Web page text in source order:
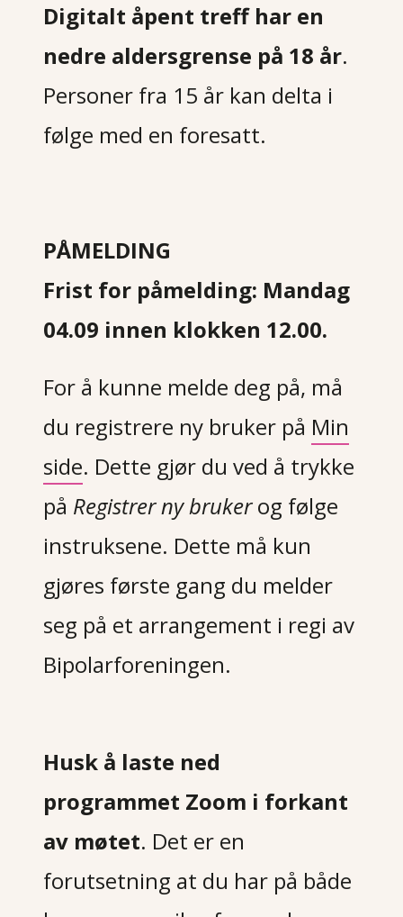
Digitalt åpent treff har en
nedre aldersgrense på 18 år.
Personer fra 15 år kan delta i
følge med en foresatt.
PÅMELDING
Frist for påmelding: Mandag
04.09 innen klokken 12.00.
For å kunne melde deg på, må
du registrere ny bruker på Min
side. Dette gjør du ved å trykke
på Registrer ny brukerog følge
instruksene. Dette må kun
gjøres første gang du melder
seg på et arrangement i regi av
Bipolarforeningen.
Husk å laste ned
programmet Zoom i forkant
av møtet. Det er en
forutsetning at du har på både